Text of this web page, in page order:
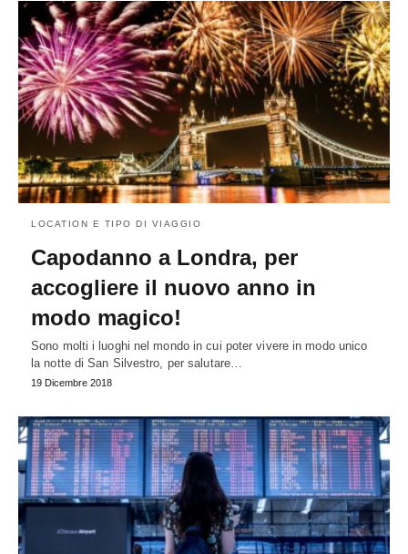
LOCATION E TIPO DI VIAGGIO
Capodanno a Londra, per
accogliere il nuovo anno in
modo magico!
Sono molti i luoghi nel mondo in cui poter vivere in modo unico
la notte di San Silvestro, per salutare…
19 Dicembre 2018